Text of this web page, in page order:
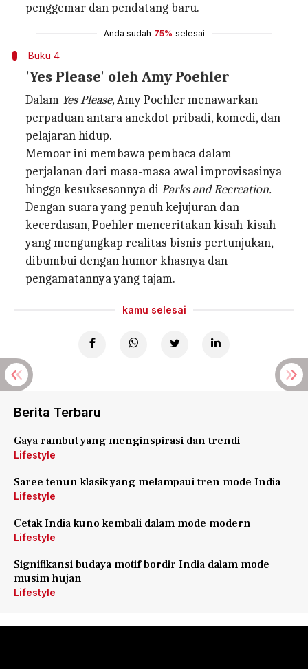
penggemar dan pendatang baru.
Anda sudah 75% selesai
Buku 4
'Yes Please' oleh Amy Poehler
Dalam Yes Please,Amy Poehler menawarkan
perpaduan antara anekdot pribadi, komedi, dan
pelajaran hidup.
Memoar ini membawa pembaca dalam
perjalanan dari masa-masa awal improvisasinya
hingga kesuksesannya diParks and Recreation.
Dengan suara yang penuh kejujuran dan
kecerdasan, Poehler menceritakan kisah-kisah
yang mengungkap realitas bisnis pertunjukan,
dibumbui dengan humor khasnya dan
pengamatannya yang tajam.
kamu selesai
Berita Terbaru
Gaya rambut yang menginspirasi dan trendi
Lifestyle
Saree tenun klasik yang melampaui tren mode India
Lifestyle
Cetak India kuno kembali dalam mode modern
Lifestyle
Signifikansi budaya motif bordir India dalam mode
musim hujan
Lifestyle